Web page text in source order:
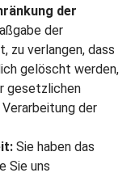
der
der
zu verlangen, dass
gelöscht werden,
gesetzlichen
der
Sie haben das
Sie uns